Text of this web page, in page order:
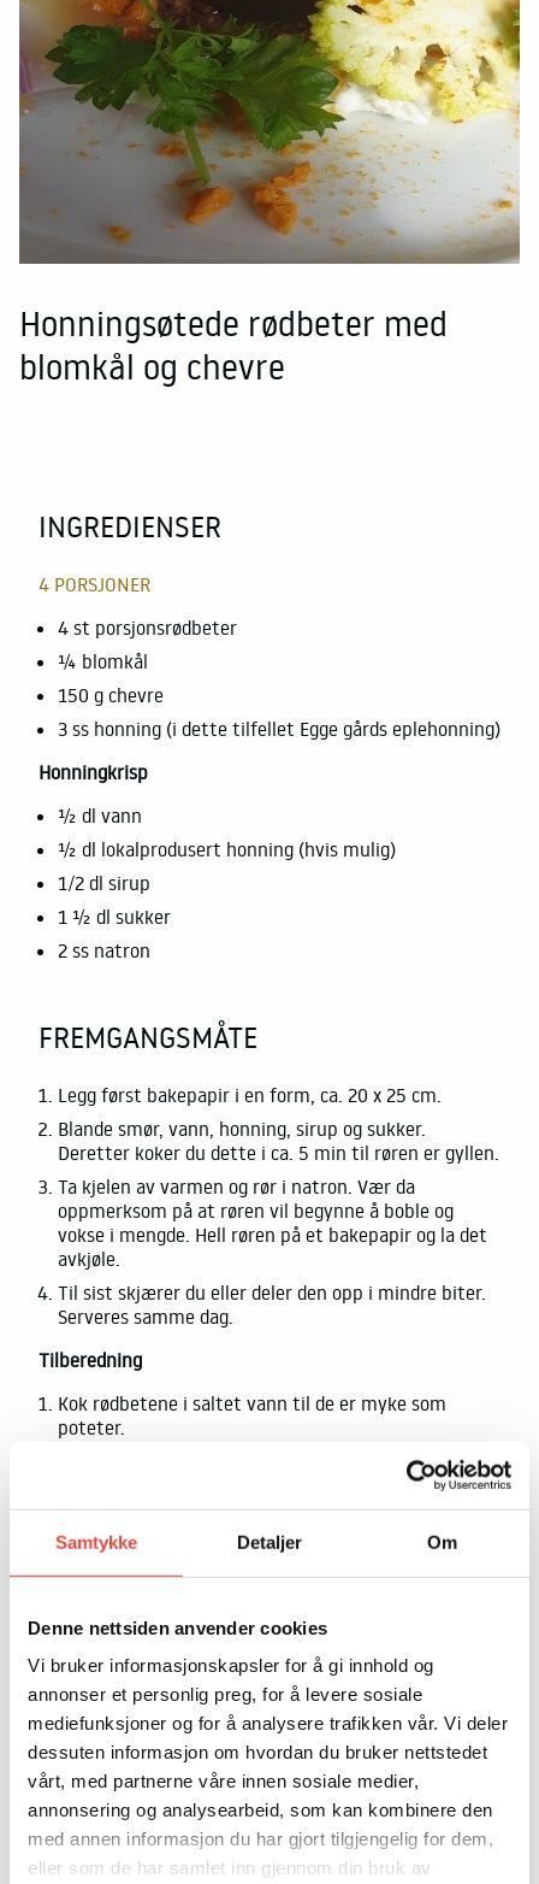
Samtykke Detaljer Om
Denne nettsiden anvender cookies
Vi bruker informasjonskapsler for å gi innhold og
annonser et personlig preg, for å levere sosiale
mediefunksjoner og for å analysere trafikken vår. Vi deler
dessuten informasjon om hvordan du bruker nettstedet
vårt, med partnerne våre innen sosiale medier,
annonsering og analysearbeid, som kan kombinere den
med annen informasjon du har gjort tilgjengelig for dem,
eller som de har samlet inn gjennom din bruk av
Honningsøtede rødbeter med
blomkål og chevre
INGREDIENSER
4 PORSJONER
4 st porsjonsrødbeter
¼ blomkål
150 g chevre
3 ss honning (i dette tilfellet Egge gårds eplehonning)
Honningkrisp
½ dl vann
½ dl lokalprodusert honning (hvis mulig)
1/2 dl sirup
1 ½ dl sukker
2 ss natron
FREMGANGSMÅTE
Legg først bakepapir i en form, ca. 20 x 25 cm.
Blande smør, vann, honning, sirup og sukker.
Deretter koker du dette i ca. 5 min til røren er gyllen.
Ta kjelen av varmen og rør i natron. Vær da
oppmerksom på at røren vil begynne å boble og
vokse i mengde. Hell røren på et bakepapir og la det
avkjøle.
Til sist skjærer du eller deler den opp i mindre biter.
Serveres samme dag.
Tilberedning
Kok rødbetene i saltet vann til de er myke som
poteter.
Gni av skallet med et papir. Krydre deretter med salt
og pepper, samt litt olivenolje før du legger de i
midten på en tallerken.
Skjær blomkålen i tynne skiver og legg disse i isvann.
er sprø. Smak til med salt, pepper og noen dråper
sitron.
Strø små biter av chevre rundt rødbetene etterfulgt
av blomkålen og sist honningkrispen.